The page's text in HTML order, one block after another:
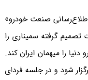
صنعت خودرو»
گرفته سمیناری را
دنیا را میهمان ایران کند.
شود و در جلسه فردای